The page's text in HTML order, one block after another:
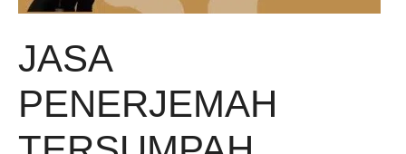
JASA
PENERJEMAH